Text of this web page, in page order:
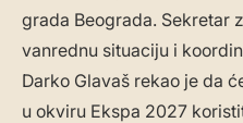
grada Beograda. Sekretar
vanrednu situaciju i
Darko Glavaš rekao je da
u okviru Ekspa 2027